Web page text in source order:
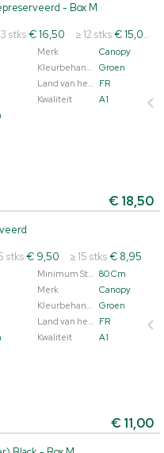
- Box M
stks€ 16,50 ≥ 12 stks€ 15,00
Merk
Canopy
Groen
FR
Kwaliteit
A1
€ 18,50
- Box M
kopen.Klik hier om
stks€ 9,50 ≥ 15 stks€ 8,95
Minimum Steellengte
80 Cm
Merk
Canopy
Groen
FR
Kwaliteit A1
€ 11,00
kopen.Klik hier om